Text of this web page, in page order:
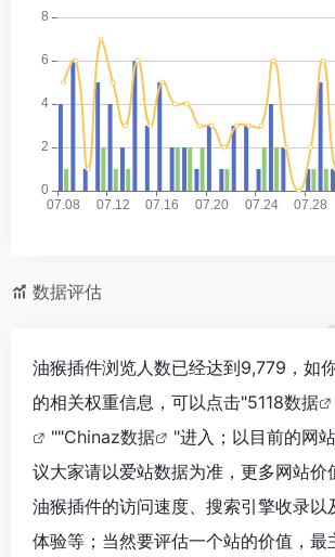
数据评估
油猴插件浏览人数已经达到9,779，如
的相关权重信息，可以点击"5118数据
""Chinaz数据
"进入；以目前的网
议大家请以爱站数据为准，更多网站价
油猴插件的访问速度、搜索引擎收录以
体验等；当然要评估一个站的价值，最